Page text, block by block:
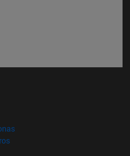
ventana)
(abre en nueva ventana)
(abre en nueva ventana)